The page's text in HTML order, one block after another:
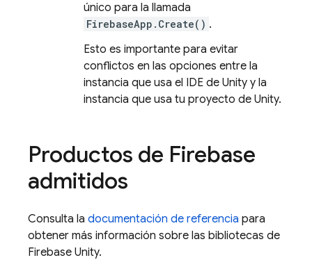
único para la llamada
FirebaseApp.Create() .
Esto es importante para evitar
conflictos en las opciones entre la
instancia que usa el IDE de Unity y la
instancia que usa tu proyecto de Unity.
Productos de Firebase
admitidos
Consulta la documentación de referencia para
obtener más información sobre las bibliotecas de
Firebase Unity.